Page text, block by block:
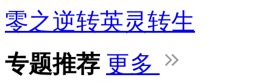
零之逆转英灵转生
专题推荐 更多